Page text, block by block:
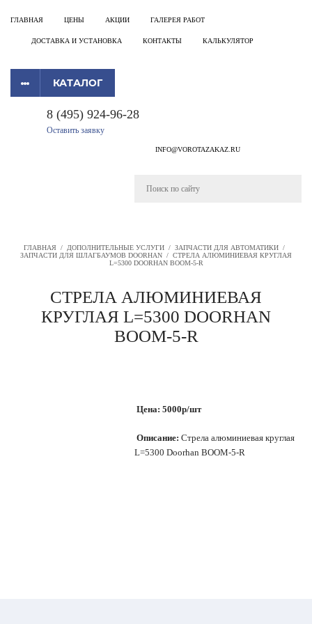
ГЛАВНАЯ ЦЕНЫ АКЦИИ ГАЛЕРЕЯ РАБОТ
ДОСТАВКА И УСТАНОВКА КОНТАКТЫ КАЛЬКУЛЯТОР
КАТАЛОГ
8 (495) 924-96-28
Оставить заявку
INFO@VOROTAZAKAZ.RU
ГЛАВНАЯ / ДОПОЛНИТЕЛЬНЫЕ УСЛУГИ / ЗАПЧАСТИ ДЛЯ АВТОМАТИКИ /
ЗАПЧАСТИ ДЛЯ ШЛАГБАУМОВ DOORHAN / СТРЕЛА АЛЮМИНИЕВАЯ КРУГЛАЯ
L=5300 DOORHAN BOOM-5-R
СТРЕЛА АЛЮМИНИЕВАЯ
КРУГЛАЯ L=5300 DOORHAN
BOOM-5-R
Цена: 5000p/шт
Описание: Стрела алюминиевая круглая
L=5300 Doorhan BOOM-5-R